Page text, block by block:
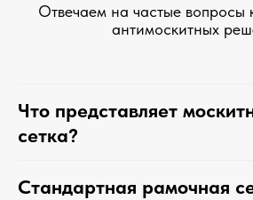
Отвечаем на частые вопросы
антимоскитных
Что представляет
сетка?
Стандартная рамочная